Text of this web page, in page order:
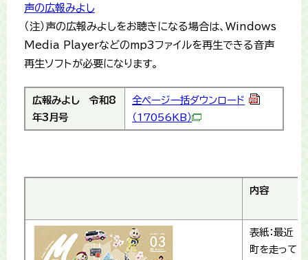
声の広報みよし
（注）声の広報みよしをお聴きになる場合は、Windows
Media Playerなどのmp3ファイルを再生できる音声
再生ソフトが必要になります。
広報みよし 令和8
年3月号
全ページ一括ダウンロード
（17056KB）
内容
表紙：最近
町を走って